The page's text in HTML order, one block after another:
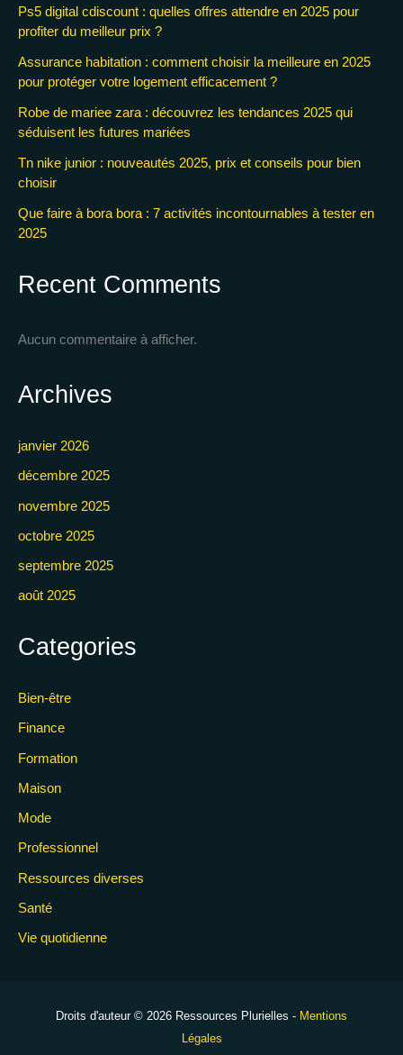
Ps5 digital cdiscount : quelles offres attendre en 2025 pour
profiter du meilleur prix ?
Assurance habitation : comment choisir la meilleure en 2025
pour protéger votre logement efficacement ?
Robe de mariee zara : découvrez les tendances 2025 qui
séduisent les futures mariées
Tn nike junior : nouveautés 2025, prix et conseils pour bien
choisir
Que faire à bora bora : 7 activités incontournables à tester en
2025
Recent Comments
Aucun commentaire à afficher.
Archives
janvier 2026
décembre 2025
novembre 2025
octobre 2025
septembre 2025
août 2025
Categories
Bien-être
Finance
Formation
Maison
Mode
Professionnel
Ressources diverses
Santé
Vie quotidienne
Droits d'auteur © 2026 Ressources Plurielles - Mentions
Légales